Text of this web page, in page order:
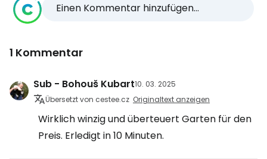
Einen Kommentar hinzufügen...
1 Kommentar
Sub - Bohouš Kubart10. 03. 2025
Übersetzt von cestee.cz Originaltext anzeigen
Wirklich winzig und überteuert Garten für den
Preis. Erledigt in 10 Minuten.